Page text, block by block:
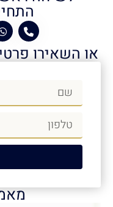
או השאירו